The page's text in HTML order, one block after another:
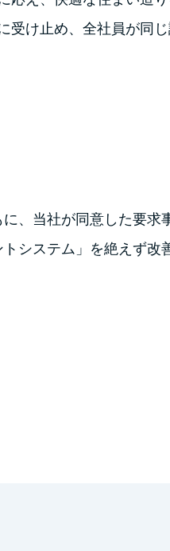
け止め、全社員が同
、当社が同意した要求
システム」を絶えず改